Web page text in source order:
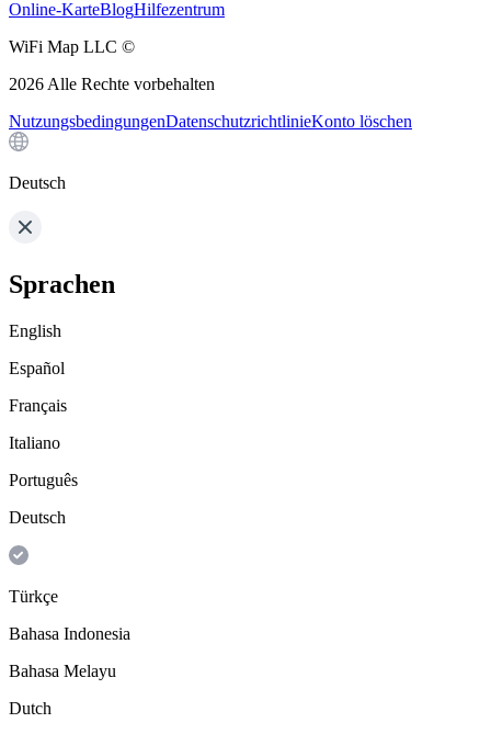
Online-KarteBlogHilfezentrum
WiFi Map LLC ©
2026 Alle Rechte vorbehalten
NutzungsbedingungenDatenschutzrichtlinieKonto löschen
Deutsch
Sprachen
English
Español
Français
Italiano
Português
Deutsch
Türkçe
Bahasa Indonesia
Bahasa Melayu
Dutch